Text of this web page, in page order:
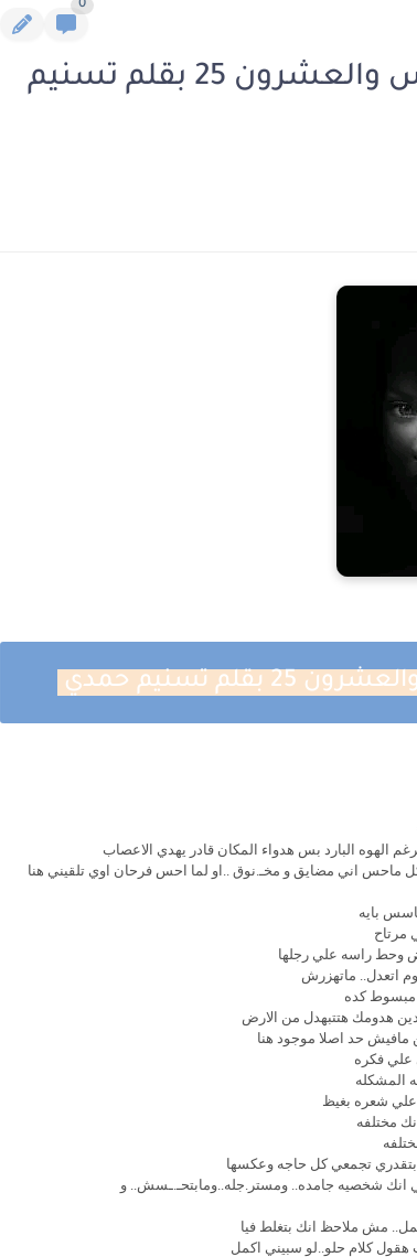
0
رواية نفوس مريضة الفصل الخامس والعشرون 25 بقلم تسنيم
تسنيم حمدي
الهوه البارد بس هدواء المكان قادر يهدي الاعصاب
ماحس اني مضايق و مخـ.نوق ..او لما احس فرحان اوي تلقيني هنا
بايه
مرتاح
وحط راسه علي رجلها
اتعدل.. ماتهزرش
مبسوط كده
هدومك هتتبهدل من الارض
مافيش حد اصلا موجود هنا
علي فكره
المشكله
علي شعره بغيظ
مختلفه
بتقدري تجمعي كل حاجه وعكسها
شخصيه جامده.. ومستر.جله..ومابتحـ.ـسش.. و
مش ملاحظ انك بتغلط فيا
كلام حلو..لو سبيني اكمل